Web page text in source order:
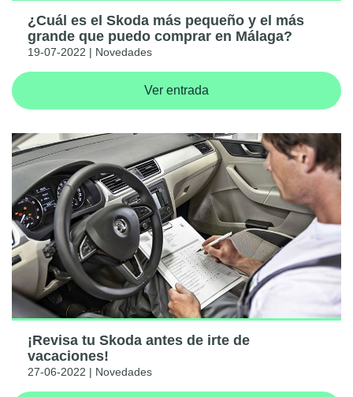
¿Cuál es el Skoda más pequeño y el más
grande que puedo comprar en Málaga?
19-07-2022 | Novedades
Ver entrada
¡Revisa tu Skoda antes de irte de
vacaciones!
27-06-2022 | Novedades